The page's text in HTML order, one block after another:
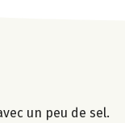
un peu de sel.